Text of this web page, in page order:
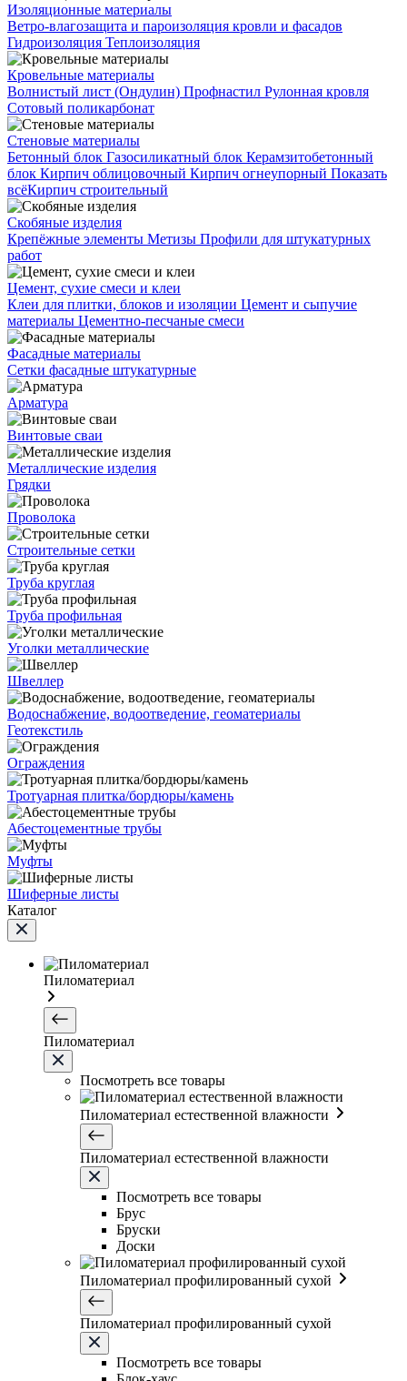
Изоляционные материалы
Ветро-влагозащита и пароизоляция кровли и фасадов
Гидроизоляция Теплоизоляция
Кровельные материалы
Волнистый лист (Ондулин) Профнастил Рулонная кровля
Сотовый поликарбонат
Стеновые материалы
Бетонный блок Газосиликатный блок Керамзитобетонный
блок Кирпич облицовочный Кирпич огнеупорный Показать
всёКирпич строительный
Скобяные изделия
Крепёжные элементы Метизы Профили для штукатурных
работ
Цемент, сухие смеси и клеи
Клеи для плитки, блоков и изоляции Цемент и сыпучие
материалы Цементно-песчаные смеси
Фасадные материалы
Сетки фасадные штукатурные
Арматура
Винтовые сваи
Металлические изделия
Грядки
Проволока
Строительные сетки
Труба круглая
Труба профильная
Уголки металлические
Швеллер
Водоснабжение, водоотведение, геоматериалы
Геотекстиль
Ограждения
Тротуарная плитка/бордюры/камень
Абестоцементные трубы
Муфты
Шиферные листы
Каталог
Пиломатериал
Пиломатериал
Посмотреть все товары
Пиломатериал естественной влажности
Пиломатериал естественной влажности
Посмотреть все товары
Брус
Бруски
Доски
Пиломатериал профилированный сухой
Пиломатериал профилированный сухой
Посмотреть все товары